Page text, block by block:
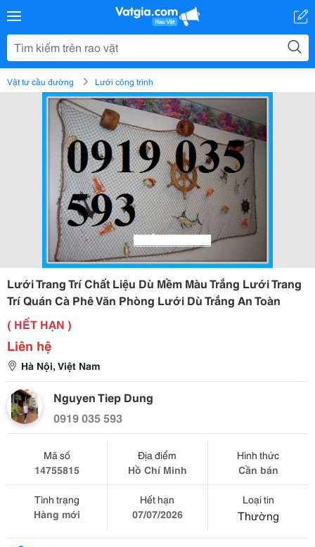
Vật tư cầu đường Lưới công trình
Lưới Trang Trí Chất Liệu Dù Mềm Màu Trắng Lưới Trang
Trí Quán Cà Phê Văn Phòng Lưới Dù Trắng An Toàn
( HẾT HẠN )
Liên hệ
Hà Nội, Việt Nam
Nguyen Tiep Dung
0919 035 593
Mã số
14755815
Địa điểm
Hồ Chí Minh
Hình thức
Cần bán
Tình trạng
Hàng mới
Hết hạn
07/07/2026
Loại tin
Thường